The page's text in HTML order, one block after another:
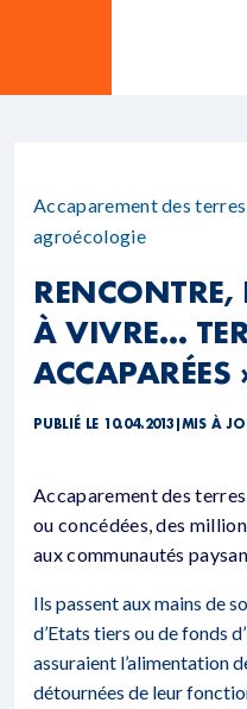
Accaparement des terres
agroécologie
RENCONTRE,
À VIVRE…
ACCAPARÉES
PUBLIÉ LE 10.04.2013 MIS À
Accaparement des
ou concédées, des
aux communautés
Ils passent aux mains de
d’Etats tiers ou de fonds
assuraient l’alimentation
détournées de leur